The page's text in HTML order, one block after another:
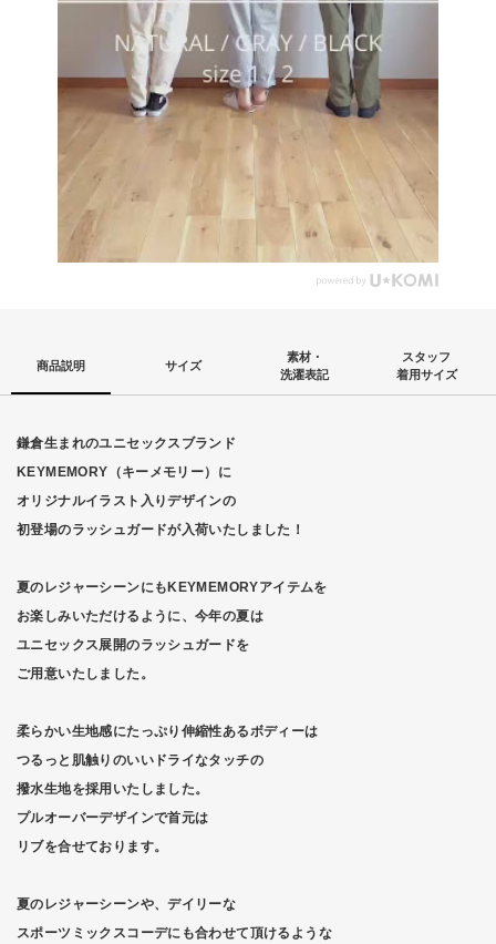
商品説明 サイズ
素材・
洗濯表記
スタッフ
着用サイズ
鎌倉生まれのユニセックスブランド
KEYMEMORY（キーメモリー）に
オリジナルイラスト入りデザインの
初登場のラッシュガードが入荷いたしました！
夏のレジャーシーンにもKEYMEMORYアイテムを
お楽しみいただけるように、今年の夏は
ユニセックス展開のラッシュガードを
ご用意いたしました。
柔らかい生地感にたっぷり伸縮性あるボディーは
つるっと肌触りのいいドライなタッチの
撥水生地を採用いたしました。
プルオーバーデザインで首元は
リブを合せております。
夏のレジャーシーンや、デイリーな
スポーツミックスコーデにも合わせて頂けるような